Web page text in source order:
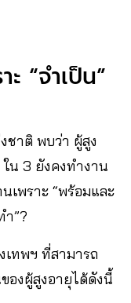
“จำเป็น”
ชาติ พบว่า ผู้สูง
น 3 ยังคงทำงาน
เพราะ “พร้อมและ
ำ”?
เทพฯ ที่สามารถ
องผู้สูงอายุได้ดังนี้